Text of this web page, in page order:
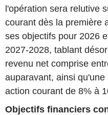
l'opération sera relutive
courant dès la première
ses objectifs pour 2026
2027-2028, tablant
revenu net comprise
auparavant, ainsi
action courant de 8% à
Objectifs financiers